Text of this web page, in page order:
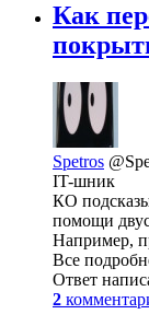
Как
Spetros
IT-шник
КО
помощи
Например,
Все
Ответ
2